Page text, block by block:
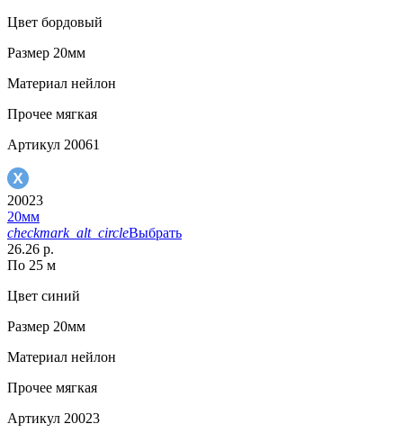
Цвет бордовый
Размер 20мм
Материал нейлон
Прочее мягкая
Артикул 20061
20023
20мм
checkmark_alt_circleВыбрать
26.26 р.
По 25 м
Цвет синий
Размер 20мм
Материал нейлон
Прочее мягкая
Артикул 20023